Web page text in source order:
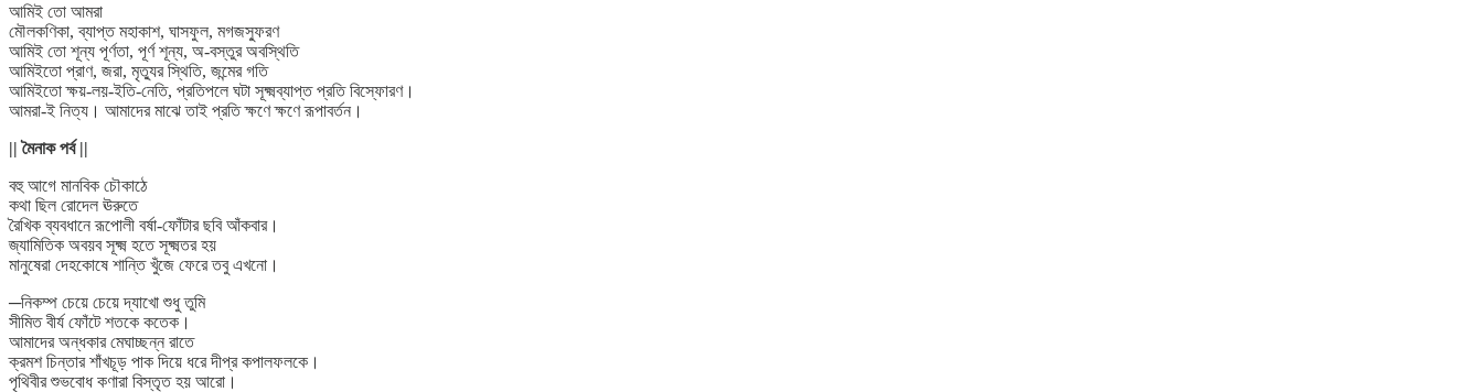
আমিই তো আমরা
মৌলকণিকা, ব্যাপ্ত মহাকাশ, ঘাসফুল, মগজস্ফুরণ
আমিই তো শূন্য পূর্ণতা, পূর্ণ শূন্য, অ-বস্তুর অবস্থিতি
আমিইতো প্রাণ, জরা, মৃত্যুর স্থিতি, জন্মের গতি
আমিইতো ক্ষয়-লয়-ইতি-নেতি, প্রতিপলে ঘটা সূক্ষ্মব্যাপ্ত প্রতি বিস্ফোরণ।
আমরা-ই নিত্য। আমাদের মাঝে তাই প্রতি ক্ষণে ক্ষণে রূপাবর্তন।
|| মৈনাক পর্ব ||
বহু আগে মানবিক চৌকাঠে
কথা ছিল রোদেল ঊরুতে
রৈখিক ব্যবধানে রূপোলী বর্ষা-ফোঁটার ছবি আঁকবার।
জ্যামিতিক অবয়ব সূক্ষ্ম হতে সূক্ষ্মতর হয়
মানুষেরা দেহকোষে শান্তি খুঁজে ফেরে তবু এখনো।
─নিকম্প চেয়ে চেয়ে দ্যাখো শুধু তুমি
সীমিত বীর্য ফোঁটে শতকে কতেক।
আমাদের অন্ধকার মেঘাচ্ছন্ন রাতে
ক্রমশ চিন্তার শাঁখচূড় পাক দিয়ে ধরে দীপ্র কপালফলকে।
পৃথিবীর শুভবোধ কণারা বিস্তৃত হয় আরো।